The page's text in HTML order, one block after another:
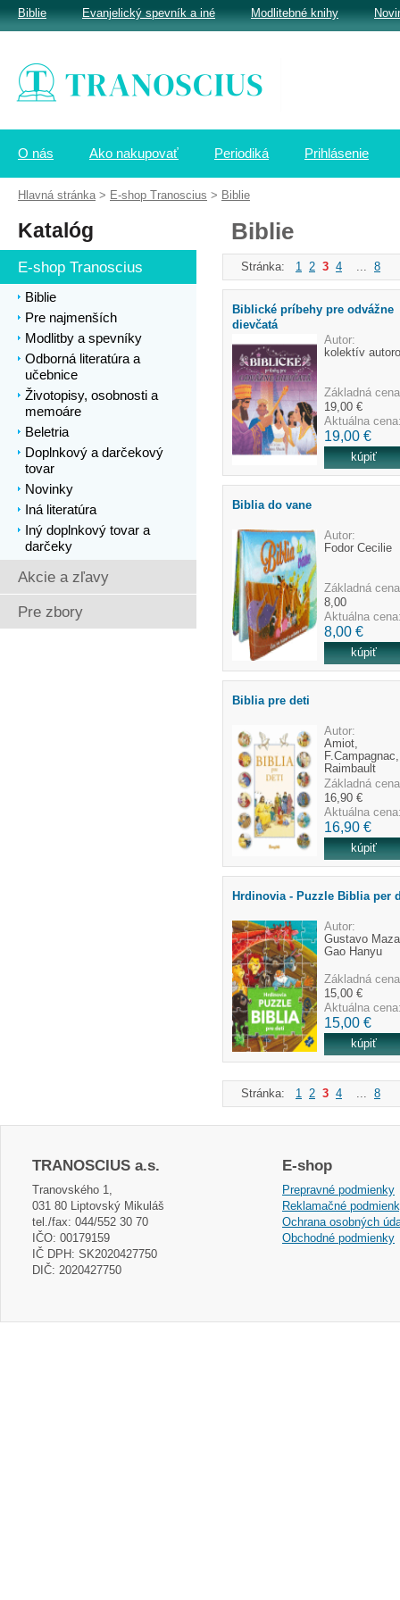
O nás Ako nakupovať Periodiká Prihlásenie
Biblie
Stránka: 1 2 3 4 8
Biblické príbehy pre odvážne
dievčatá
Autor:
kolektív
Základná
19,00 €
Aktuálna
19,00 €
Biblia do vane
Autor:
Fodor Cecilie
Základná
8,00
Aktuálna
8,00 €
Biblia pre deti
Autor:
Amiot,
Raimbault
Základná
16,90 €
Aktuálna
16,90 €
Hrdinovia - Puzzle Biblia per
Autor:
Gustavo
Gao Hanyu
Základná
15,00 €
Aktuálna
15,00 €
Stránka: 1 2 3 4 8
Katalóg
E-shop Tranoscius
Biblie
Pre najmenších
Modlitby a spevníky
Odborná literatúra a
učebnice
Životopisy, osobnosti a
memoáre
Beletria
Doplnkový a darčekový
tovar
Novinky
Iná literatúra
Iný doplnkový tovar a
darčeky
Akcie a zľavy
Pre zbory
TRANOSCIUS a.s.
Tranovského 1,
031 80 Liptovský Mikuláš
tel./fax: 044/552 30 70
IČO: 00179159
IČ DPH: SK2020427750
DIČ: 2020427750
E-shop
Prepravné podmienky
Reklamačné
Ochrana osobných
Obchodné podmienky
Biblie Evanjelický spevník a iné Modlitebné knihy
Hlavná stránka> E-shop Tranoscius > Biblie